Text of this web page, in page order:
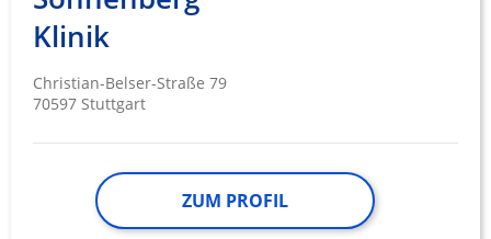
Klinik
Christian-Belser-Straße 79
70597 Stuttgart
ZUM PROFIL